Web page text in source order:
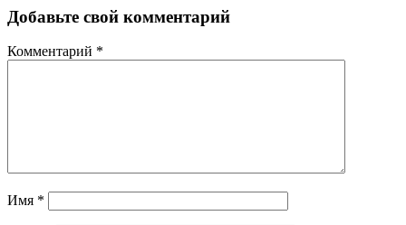
Добавьте свой комментарий
Комментарий *
Имя *